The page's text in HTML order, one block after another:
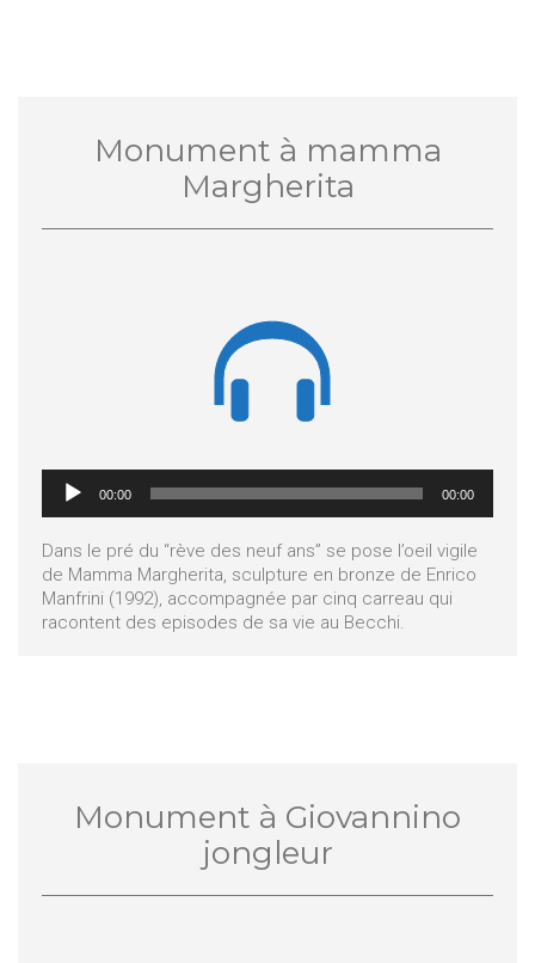
Monument à mamma
Margherita

Lecteur
audio
00:00 00:00
Dans le pré du “rève des neuf ans” se pose l’oeil vigile
de Mamma Margherita, sculpture en bronze de Enrico
Manfrini (1992), accompagnée par cinq carreau qui
racontent des episodes de sa vie au Becchi.
Monument à Giovannino
jongleur